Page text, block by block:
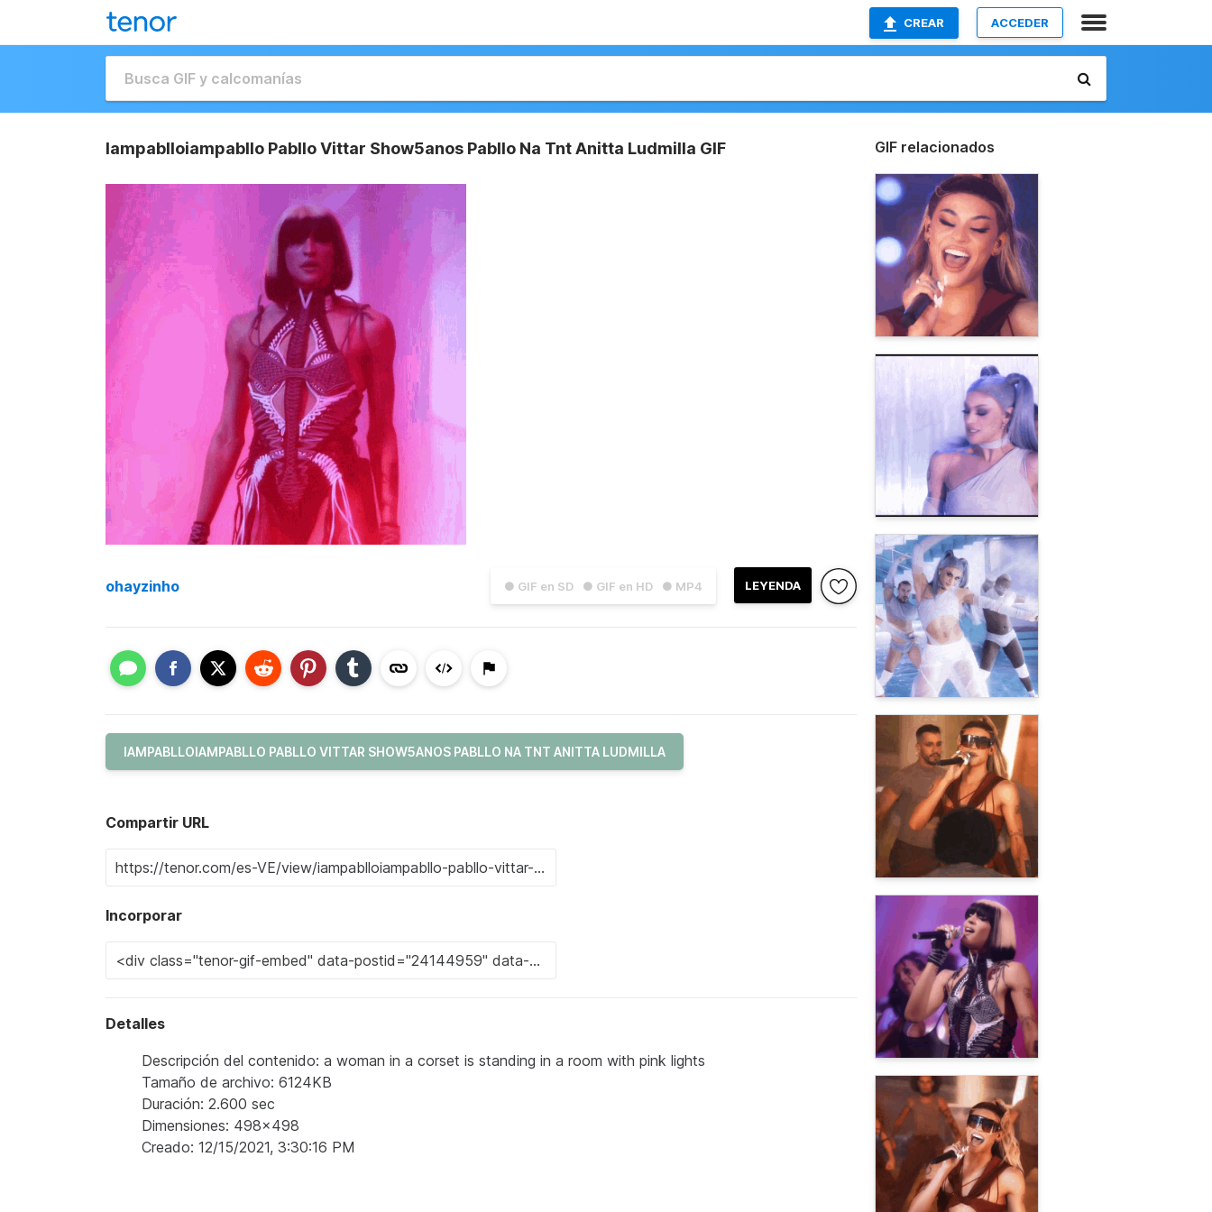
CREAR ACCEDER
Iampablloiampabllo Pabllo Vittar Show5anos Pabllo Na Tnt Anitta Ludmilla GIF
● GIF en SD ● GIF en HD ● MP4 LEYENDA
ohayzinho
IAMPABLLOIAMPABLLO PABLLO VITTAR SHOW5ANOS PABLLO NA TNT ANITTA LUDMILLA
Compartir URL
Incorporar
Detalles
Descripción del contenido: a woman in a corset is standing in a room with pink lights
Tamaño de archivo: 6124KB
Duración: 2.600 sec
Dimensiones: 498x498
Creado: 12/15/2021, 3:30:16 PM
GIF relacionados